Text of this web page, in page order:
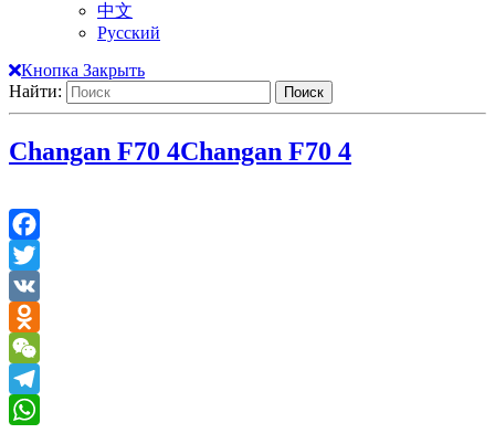
中文
Русский
Кнопка Закрыть
Найти:
Changan F70 4Changan F70 4
Facebook
Twitter
VK
Odnoklassniki
WeChat
Telegram